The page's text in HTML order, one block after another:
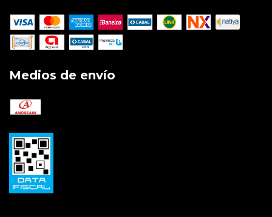
Medios de envío